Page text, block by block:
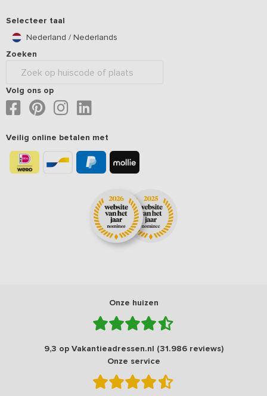
Selecteer taal
Nederland / Nederlands
Zoeken
Volg ons op
Veilig online betalen met
Onze huizen
9,3 op Vakantieadressen.nl (31.986 reviews)
Onze service